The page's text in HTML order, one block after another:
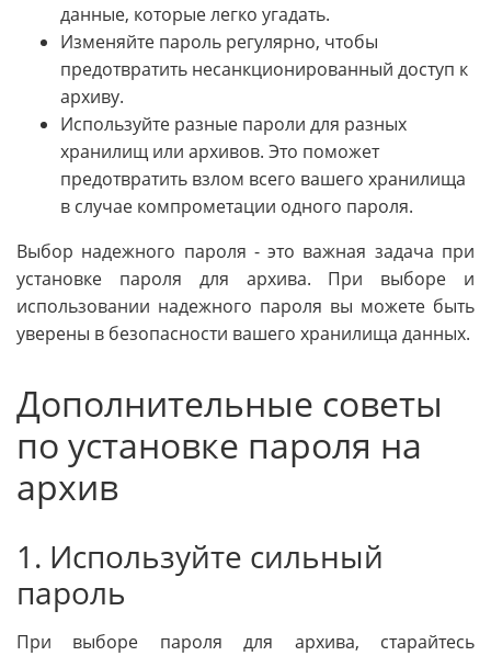
данные, которые легко угадать.
Изменяйте пароль регулярно, чтобы
предотвратить несанкционированный доступ к
архиву.
Используйте разные пароли для разных
хранилищ или архивов. Это поможет
предотвратить взлом всего вашего хранилища
в случае компрометации одного пароля.
Выбор надежного пароля - это важная задача при
установке пароля для архива. При выборе и
использовании надежного пароля вы можете быть
уверены в безопасности вашего хранилища данных.
Дополнительные советы
по установке пароля на
архив
1. Используйте сильный
пароль
При выборе пароля для архива, старайтесь